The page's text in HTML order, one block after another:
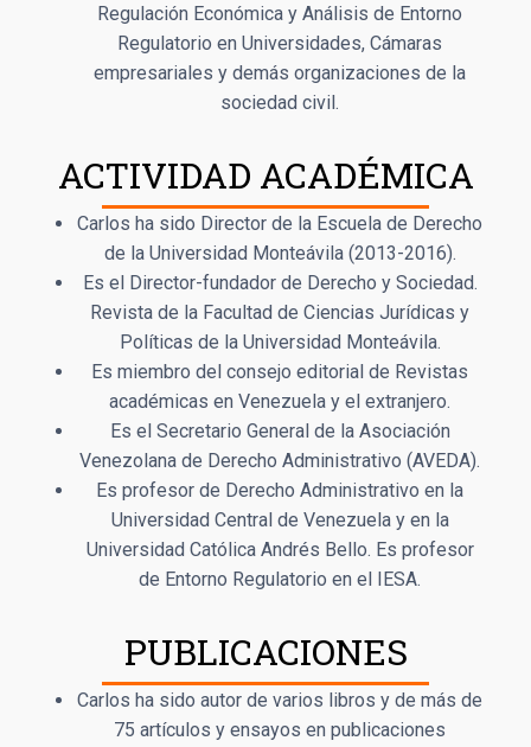
Regulación Económica y Análisis de Entorno
Regulatorio en Universidades, Cámaras
empresariales y demás organizaciones de la
sociedad civil.
ACTIVIDAD ACADÉMICA
Carlos ha sido Director de la Escuela de Derecho
de la Universidad Monteávila (2013-2016).
Es el Director-fundador de Derecho y Sociedad.
Revista de la Facultad de Ciencias Jurídicas y
Políticas de la Universidad Monteávila.
Es miembro del consejo editorial de Revistas
académicas en Venezuela y el extranjero.
Es el Secretario General de la Asociación
Venezolana de Derecho Administrativo (AVEDA).
Es profesor de Derecho Administrativo en la
Universidad Central de Venezuela y en la
Universidad Católica Andrés Bello. Es profesor
de Entorno Regulatorio en el IESA.
PUBLICACIONES
Carlos ha sido autor de varios libros y de más de
75 artículos y ensayos en publicaciones